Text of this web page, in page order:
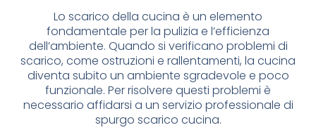
Lo scarico della cucina è un elemento
fondamentale per la pulizia e l’efficienza
dell’ambiente. Quando si verificano problemi di
scarico, come ostruzioni e rallentamenti, la cucina
diventa subito un ambiente sgradevole e poco
funzionale. Per risolvere questi problemi è
necessario affidarsi a un servizio professionale di
spurgo scarico cucina.